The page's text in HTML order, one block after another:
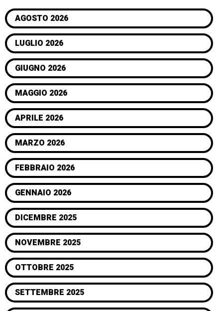
AGOSTO 2026
LUGLIO 2026
GIUGNO 2026
MAGGIO 2026
APRILE 2026
MARZO 2026
FEBBRAIO 2026
GENNAIO 2026
DICEMBRE 2025
NOVEMBRE 2025
OTTOBRE 2025
SETTEMBRE 2025